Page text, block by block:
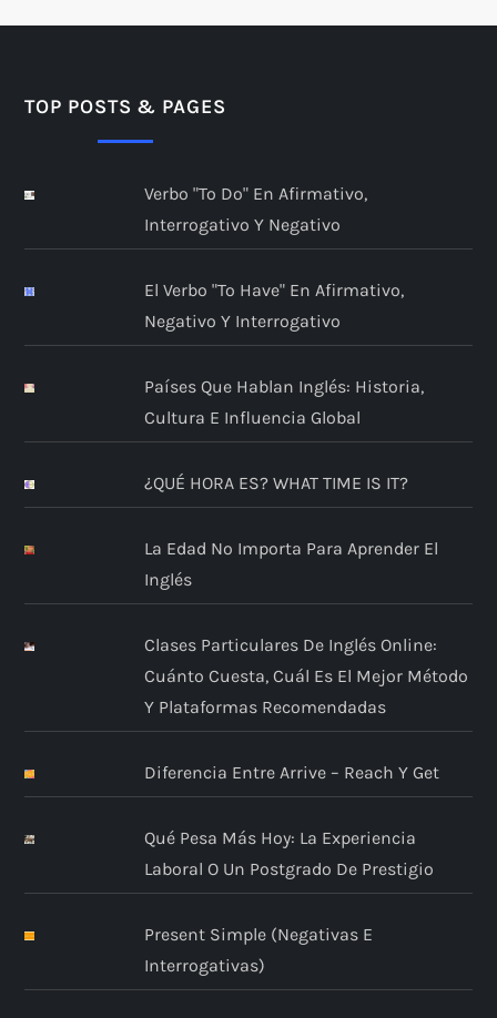
TOP POSTS & PAGES
Verbo "to Do" En Afirmativo,
Interrogativo Y Negativo
El Verbo "to Have" En Afirmativo,
Negativo Y Interrogativo
Países Que Hablan Inglés: Historia,
Cultura E Influencia Global
¿QUÉ HORA ES? WHAT TIME IS IT?
La Edad No Importa Para Aprender El
Inglés
Clases Particulares De Inglés Online:
Cuánto Cuesta, Cuál Es El Mejor Método
Y Plataformas Recomendadas
Diferencia Entre Arrive – Reach Y Get
Qué Pesa Más Hoy: La Experiencia
Laboral O Un Postgrado De Prestigio
Present Simple (negativas E
Interrogativas)